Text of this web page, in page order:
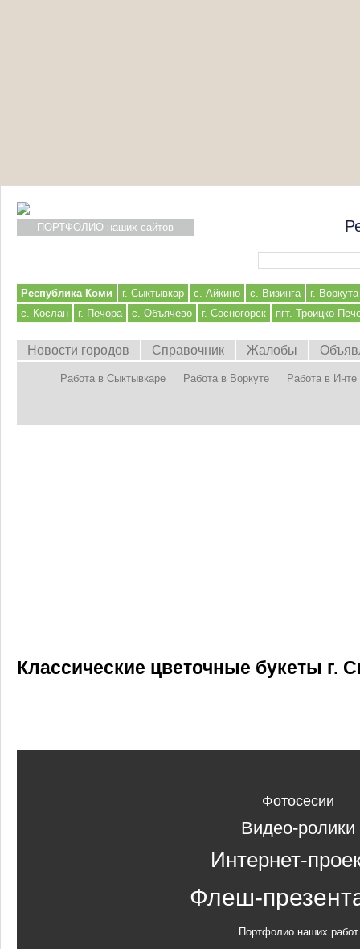
ПОРТФОЛИО наших сайтов
Республика Коми г. Сыктывкар с. Айкино с. Визинга
г. Воркута
с. Кослан
г. Печора с. Объячево г. Сосногорск пгт. Троицко-
Новости городов Справочник Жалобы
Работа в Сыктывкаре Работа в Воркуте Работа в Инте
Классические цветочные букеты г.
Фотосесии
Видео-ролики
Интернет-
Флеш-
Портфолио наших работ